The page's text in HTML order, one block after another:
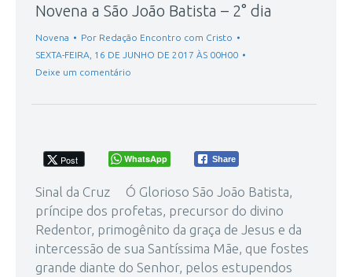
Novena a São João Batista – 2° dia
Novena Por Redação Encontro com Cristo
SEXTA-FEIRA, 16 DE JUNHO DE 2017 ÀS 00H00
Deixe um comentário
Post WhatsApp Share
Sinal da Cruz Ó Glorioso São João Batista,
príncipe dos profetas, precursor do divino
Redentor, primogênito da graça de Jesus e da
intercessão de sua Santíssima Mãe, que fostes
grande diante do Senhor, pelos estupendos